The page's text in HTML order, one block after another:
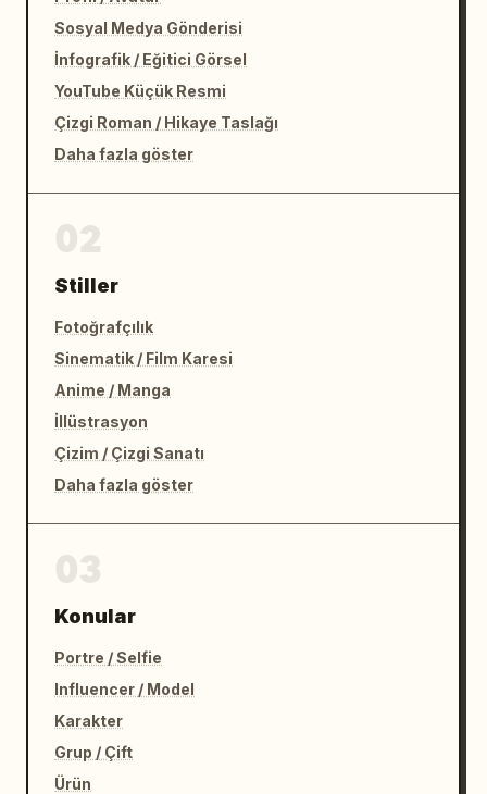
Sosyal Medya Gönderisi
İnfografik / Eğitici Görsel
YouTube Küçük Resmi
Çizgi Roman / Hikaye Taslağı
Daha fazla göster
Stiller
Fotoğrafçılık
Sinematik / Film Karesi
Anime / Manga
İllüstrasyon
Çizim / Çizgi Sanatı
Daha fazla göster
Konular
Portre / Selfie
Influencer / Model
Karakter
Grup / Çift
Ürün